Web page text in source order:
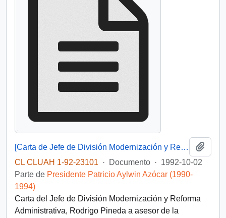
[Carta de Jefe de División Modernización y Reforma Administrativa]
CL CLUAH 1-92-23101
· Documento · 1992-10-02
Parte de Presidente Patricio Aylwin Azócar (1990-
1994)
Carta del Jefe de División Modernización y Reforma
Administrativa, Rodrigo Pineda a asesor de la